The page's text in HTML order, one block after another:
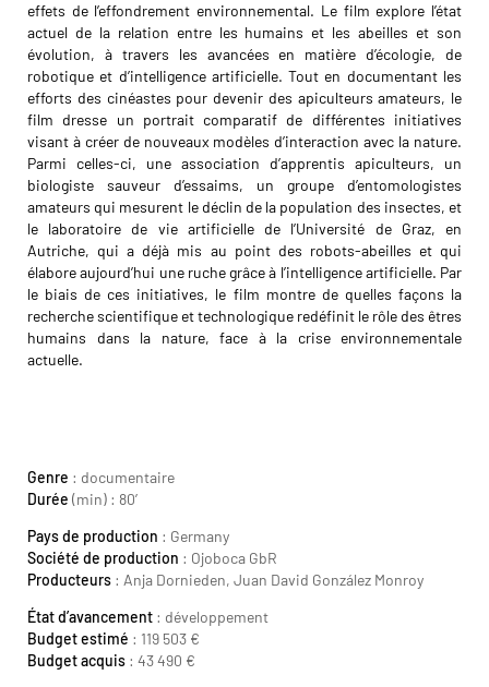
Genre : documentaire
Durée (min) : 80′
Pays de production : Germany
Société de production : Ojoboca GbR
Producteurs : Anja Dornieden, Juan David González Monroy
État d’avancement : développement
Budget estimé : 119 503 €
Budget acquis : 43 490 €
effets de l’effondrement environnemental. Le film explore l’état
actuel de la relation entre les humains et les abeilles et son
évolution, à travers les avancées en matière d’écologie, de
robotique et d’intelligence artificielle. Tout en documentant les
efforts des cinéastes pour devenir des apiculteurs amateurs, le
film dresse un portrait comparatif de différentes initiatives
visant à créer de nouveaux modèles d’interaction avec la nature.
Parmi celles-ci, une association d’apprentis apiculteurs, un
biologiste sauveur d’essaims, un groupe d’entomologistes
amateurs qui mesurent le déclin de la population des insectes, et
le laboratoire de vie artificielle de l’Université de Graz, en
Autriche, qui a déjà mis au point des robots-abeilles et qui
élabore aujourd’hui une ruche grâce à l’intelligence artificielle. Par
le biais de ces initiatives, le film montre de quelles façons la
recherche scientifique et technologique redéfinit le rôle des êtres
humains dans la nature, face à la crise environnementale
actuelle.